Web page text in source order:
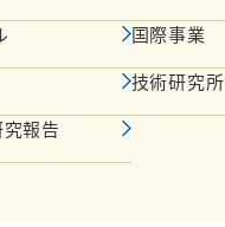
国際事業
技術研究所
報告